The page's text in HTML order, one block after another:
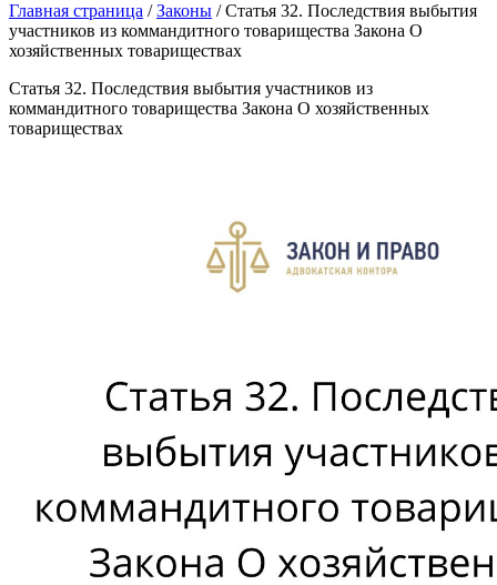
Главная страница /Законы /Статья 32. Последствия выбытия
участников из коммандитного товарищества Закона О
хозяйственных товариществах
Статья 32. Последствия выбытия участников из
коммандитного товарищества Закона О хозяйственных
товариществах